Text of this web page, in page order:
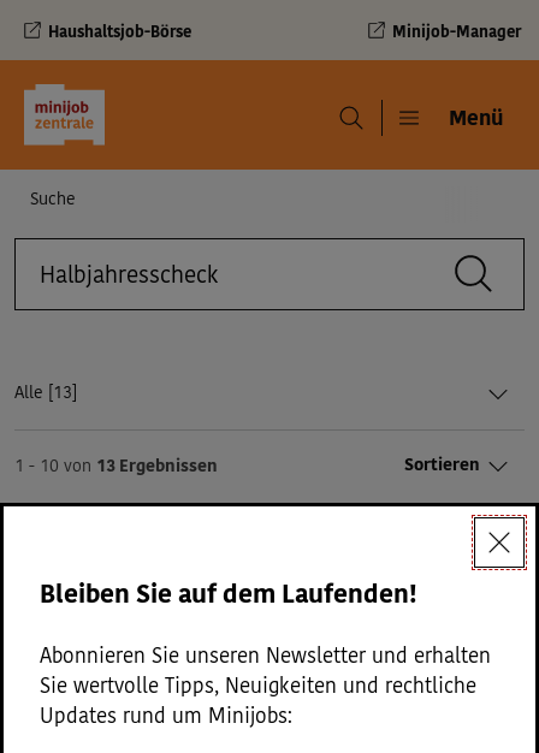
Haushaltsjob-Börse Minijob-Manager
Navigation und Service
Menü Menü
Navigationspfad
Suche
Suche
Alle [ Ergebnisse::
13]
1 - 10 von 13 Ergebnissen Sortieren
Dokumenttyp:
Artikel
Bleiben Sie auf dem Laufenden!
Abonnieren Sie unseren Newsletter und erhalten
Sie wertvolle Tipps, Neuigkeiten und rechtliche
Updates rund um Minijobs: